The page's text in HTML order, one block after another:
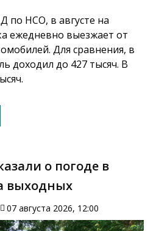
НСО, в августе на
ежедневно выезжает от
Для сравнения, в
доходил до 427 тысяч. В
о погоде в
выходных
07 августа 2026, 12:00